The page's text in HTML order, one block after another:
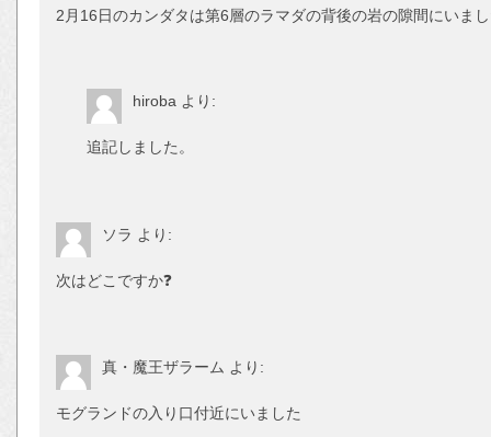
2月16日のカンダタは第6層のラマダの背後の岩の隙間にいま
hiroba より:
追記しました。
ソラ より:
次はどこですか❓
真・魔王ザラーム より:
モグランドの入り口付近にいました